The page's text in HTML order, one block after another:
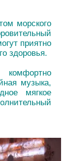
морского
приятно
здоровья.
музыка,
мягкое